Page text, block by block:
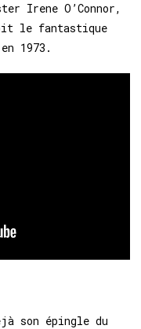
Irene O’Connor,
le fantastique
1973.
son épingle du